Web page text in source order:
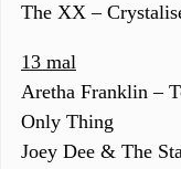
The XX –
13 mal
Aretha Franklin –
Only Thing
Joey Dee & The